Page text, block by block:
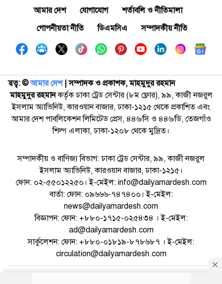
আমার দেশ যোগাযোগ
শর্তাবলি ও নীতিমালা
গোপনীয়তা নীতি
ডিএমসিএ সম্পাদকীয় নীতি
স্বত্ব: ©️আমার দেশ| সম্পাদক ও প্রকাশক, মাহমুদুর রহমান
মাহমুদুর রহমানকর্তৃক ঢাকা ট্রেড সেন্টার (৮ম ফ্লোর), ৯৯, কাজী নজরুল
ইসলাম অ্যাভিনিউ, কারওয়ান বাজার, ঢাকা-১২১৫ থেকে প্রকাশিত এবং
আমার দেশ পাবলিকেশন লিমিটেড প্রেস, ৪৪৬/সি ও ৪৪৬/ডি, তেজগাঁও
শিল্প এলাকা, ঢাকা-১২০৮ থেকে মুদ্রিত।
সম্পাদকীয় ও বাণিজ্য বিভাগ: ঢাকা ট্রেড সেন্টার, ৯৯, কাজী নজরুল
ইসলাম অ্যাভিনিউ, কারওয়ান বাজার, ঢাকা-১২১৫।
ফোন: ০২-৫৫০১২২৫০। ই-মেইল: info@dailyamardesh.com
বার্তা: ফোন: ০৯৬৬৬-৭৪৭৪০০। ই-মেইল:
news@dailyamardesh.com
বিজ্ঞাপন: ফোন: +৮৮০-১৭১৫-০২৫৪৩৪ । ই-মেইল:
ad@dailyamardesh.com
সার্কুলেশন: ফোন: +৮৮০-০১৮১৯-৮৭৮৬৮৭ । ই-মেইল:
circulation@dailyamardesh.com